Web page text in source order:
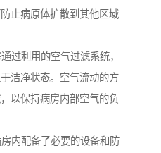
止病原体扩散到其他区域
过利用的空气过滤系统，
洁净状态。空气流动的方
以保持病房内部空气的负
内配备了必要的设备和防